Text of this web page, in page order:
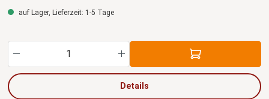
auf Lager, Lieferzeit: 1-5 Tage
Produkt Anzahl: Gib den gewünschten Wert
Details